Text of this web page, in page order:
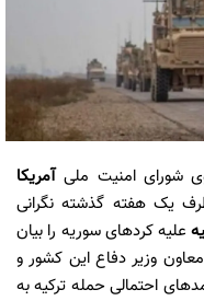
شورای امنیت ملیآمریکا
یک هفته گذشته نگرانی
علیه کردهای سوریه را بیان
وزیر دفاع این کشور و
احتمالی حمله ترکیه به